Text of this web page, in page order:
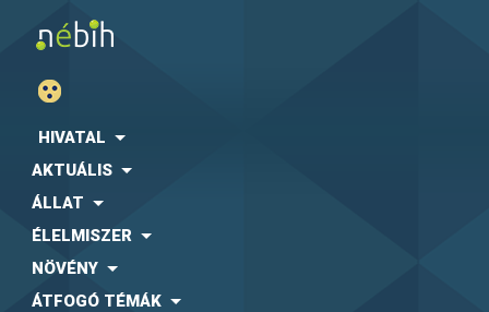
HIVATAL
AKTUÁLIS
ÁLLAT
ÉLELMISZER
NÖVÉNY
ÁTFOGÓ TÉMÁK